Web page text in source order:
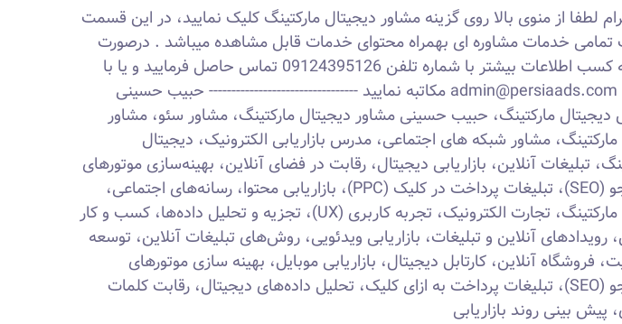
لطفا از منوی بالا روی گزینه مشاور دیجیتال مارکتینگ کلیک نمایید، در این قسمت
خدمات مشاوره ای بهمراه محتوای خدمات قابل مشاهده میباشد . درصورت
نیاز به کسب اطلاعات بیشتر با شماره تلفن 09124395126 تماس حاصل فرمایید و یا با
ایمیل admin@persiaads.com مکاتبه نمایید --------------------------------- حبیب حسینی
مارکتینگ، حبیب حسینی مشاور دیجیتال مارکتینگ، مشاور سئو، مشاور
مارکتینگ، مشاور شبکه های اجتماعی، مدرس بازاریابی الکترونیک، دیجیتال
تبلیغات آنلاین، بازاریابی دیجیتال، رقابت در فضای آنلاین، بهینه‌سازی موتورهای
جستجو (SEO)، تبلیغات پرداخت در کلیک (PPC)، بازاریابی محتوا، رسانه‌های اجتماعی،
ایمیل مارکتینگ، تجارت الکترونیک، تجربه کاربری (UX)، تجزیه و تحلیل داده‌ها، کسب و کار
رویدادهای آنلاین و تبلیغات، بازاریابی ویدئویی، روش‌های تبلیغات آنلاین، توسعه
فروشگاه آنلاین، کارتابل دیجیتال، بازاریابی موبایل، بهینه سازی موتورهای
جستجو (SEO)، تبلیغات پرداخت به ازای کلیک، تحلیل داده‌های دیجیتال، رقابت کلمات
پیش بینی روند بازاریابی